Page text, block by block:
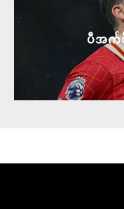
ပီအက်